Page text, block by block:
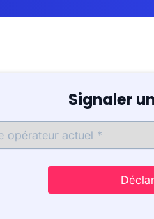
Signaler